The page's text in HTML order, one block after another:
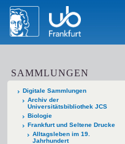
SAMMLUNGEN
Digitale Sammlungen
Archiv der
Universitätsbibliothek JCS
Biologie
Frankfurt und Seltene Drucke
Alltagsleben im 19.
Jahrhundert